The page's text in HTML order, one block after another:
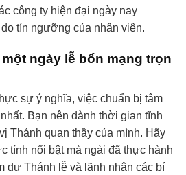
công ty hiện đại ngày nay
tín ngưỡng của nhân viên.
ngày lễ bổn mạng trọn
sự ý nghĩa, việc chuẩn bị tâm
Bạn nên dành thời gian tĩnh
Thánh quan thầy của mình. Hãy
tính nổi bật mà ngài đã thực hành
dự Thánh lễ và lãnh nhận các bí